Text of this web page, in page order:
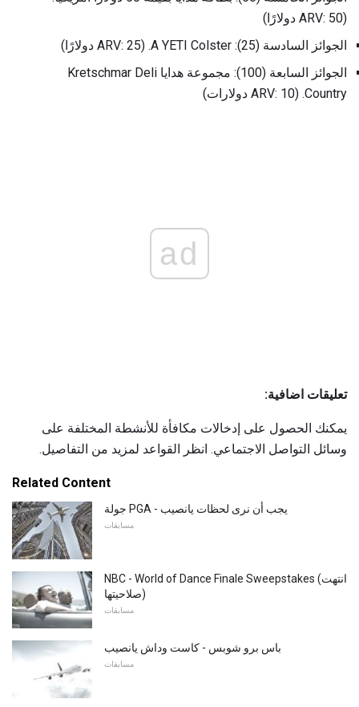
(ARV: 50 دولارًا)
الجوائز السادسة (25): A YETI Colster. (ARV: 25 دولارًا)
الجوائز السابعة (100): مجموعة هدايا Kretschmar Deli
Country. (ARV: 10 دولارات)
ad
تعليقات اضافية:
يمكنك الحصول على إدخالات مكافأة للأنشطة المختلفة على
وسائل التواصل الاجتماعي. انظر القواعد لمزيد من التفاصيل.
Related Content
جولة PGA - يجب أن نرى لحظات يانصيب
مسابقات
NBC - World of Dance Finale Sweepstakes (انتهت
صلاحيتها)
مسابقات
باس برو شوبس - كاست وداش يانصيب
مسابقات